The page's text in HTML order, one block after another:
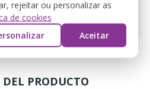
& secure checkout
DEL PRODUCTO
rejeitar ou personalizar as
de cookies
Aceitar